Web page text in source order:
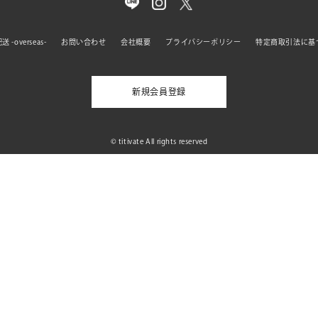
送 -overseas- お問い合わせ 会社概要 プライバシーポリシー 特定商取引法に基
新規会員登録
© titivate All rights reserved